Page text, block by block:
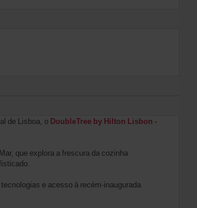
de Lisboa, o DoubleTree by Hilton Lisbon -
que explora a frescura da cozinha
e acesso à recém-inaugurada